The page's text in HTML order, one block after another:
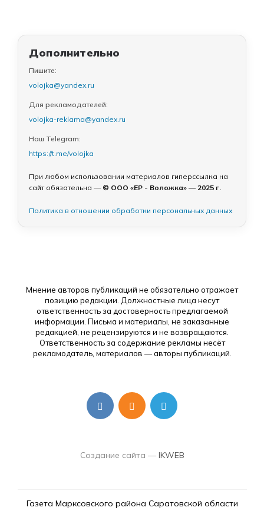
Дополнительно
Пишите:
volojka@yandex.ru
Для рекламодателей:
volojka-reklama@yandex.ru
Наш Telegram:
https://t.me/volojka
При любом использовании материалов гиперссылка на
сайт обязательна — © ООО «ЕР - Воложка» — 2025 г.
Политика в отношении обработки персональных данных
Мнение авторов публикаций не обязательно отражает
позицию редакции. Должностные лица несут
ответственность за достоверность предлагаемой
информации. Письма и материалы, не заказанные
редакцией, не рецензируются и не возвращаются.
Ответственность за содержание рекламы несёт
рекламодатель, материалов — авторы публикаций.
Создание сайта — IKWEB
Газета Марксовского района Саратовской области